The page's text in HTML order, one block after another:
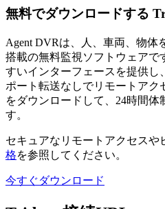
無料でダウンロードする
Agent DVRは、人、車両、物体
搭載の無料監視ソフトウェアで
すいインターフェースを提供し
ポート転送なしでリモートアク
をダウンロードして、24時間体
す。
セキュアなリモートアクセスや
格を参照してください。
今すぐダウンロード